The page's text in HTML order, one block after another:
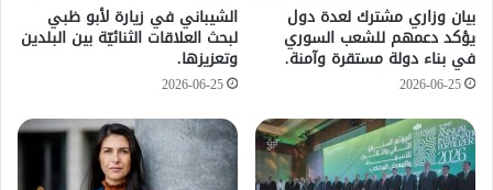
بيان وزاري مشترك لعدة دول
يؤكد دعمهم للشعب السوري
في بناء دولة مستقرة وآمنة.
2026-06-25
الشيباني في زيارة لأبو ظبي
لبحث العلاقات الثنائيّة بين البلدين
وتعزيزها.
2026-06-25